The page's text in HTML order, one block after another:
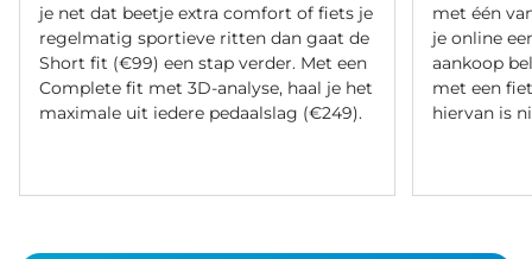
je net dat beetje extra comfort of fiets je
regelmatig sportieve ritten dan gaat de
Short fit (€99) een stap verder. Met een
Complete fit met 3D-analyse, haal je het
maximale uit iedere pedaalslag (€249).
met één
je online
aankoop
met een
hiervan is